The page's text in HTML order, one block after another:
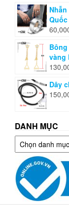
Quốc
vàng
Dây
DANH MỤC
Danh
mục